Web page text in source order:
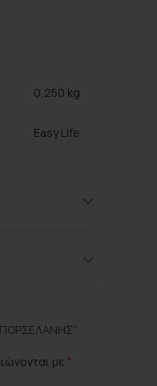
0,250 kg
Easy Life
ΠΟΡΣΕΛΆΝΗΣ”
με *